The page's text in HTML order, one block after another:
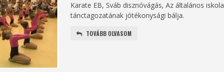
Karate EB, Sváb disznóvágás, Az általános iskola
tánctagozatának jótékonysági bálja.
TOVÁBB OLVASOM